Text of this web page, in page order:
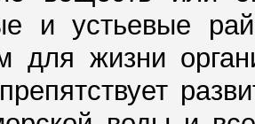
и устьевые
для жизни